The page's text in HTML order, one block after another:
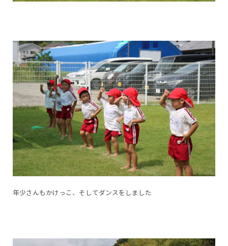
年少さんもかけっこ、そしてダンスをしました